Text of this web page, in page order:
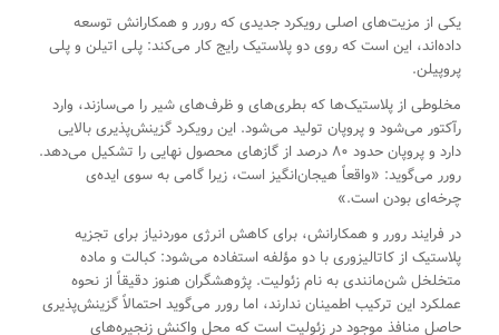
یکی از مزیت‌های اصلی رویکرد جدیدی که رورر و همکارانش توسعه
داده‌اند، این است که روی دو پلاستیک رایج کار می‌کند: پلی اتیلن و پلی
پروپیلن.
مخلوطی از پلاستیک‌ها که بطری‌های و ظرف‌های شیر را می‌سازند، وارد
رآکتور می‌شود و پروپان تولید می‌شود. این رویکرد گزینش‌پذیری بالایی
دارد و پروپان حدود ۸۰ درصد از گازهای محصول نهایی را تشکیل می‌دهد.
رورر می‌گوید: «واقعاً هیجان‌انگیز است، زیرا گامی به سوی ایده‌ی
چرخه‌ای بودن است.»
در فرایند رورر و همکارانش، برای کاهش انرژی موردنیاز برای تجزیه
پلاستیک از کاتالیزوری با دو مؤلفه استفاده می‌شود: کبالت و ماده
متخلخل شن‌مانندی به نام زئولیت. پژوهشگران هنوز دقیقاً از نحوه
عملکرد این ترکیب اطمینان ندارند، اما رورر می‌گوید احتمالاً گزینش‌پذیری
حاصل منافذ موجود در زئولیت است که محل واکنش زنجیره‌های